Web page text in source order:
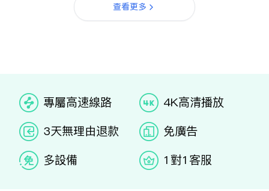
查看更多
专属高速线路
4K高清播放
3天无理由退款
免广告
多设备
1对1客服